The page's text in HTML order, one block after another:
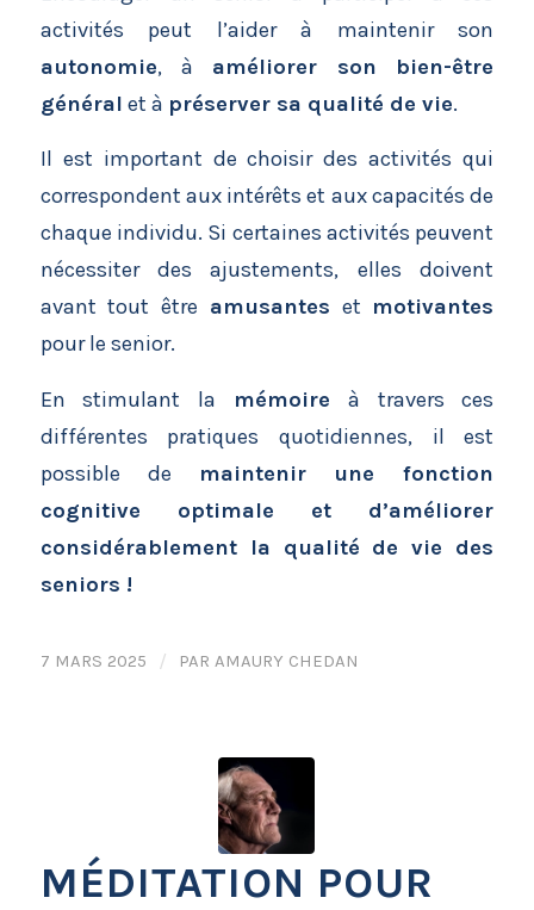
activités peut l’aider à maintenir son
autonomie, à améliorer son
bien-être
général et à préserver sa qualité de vie.
Il est important de choisir des activités qui
correspondent aux intérêts et aux capacités de
chaque individu. Si certaines activités peuvent
nécessiter des ajustements, elles doivent
avant tout être amusantes et motivantes
pour le senior.
En stimulant la mémoire à travers ces
différentes pratiques quotidiennes, il est
possible de
maintenir une fonction
cognitive optimale et d’améliorer
considérablement la qualité de vie des
seniors !
7 MARS 2025 / PAR AMAURY CHEDAN
MÉDITATION POUR